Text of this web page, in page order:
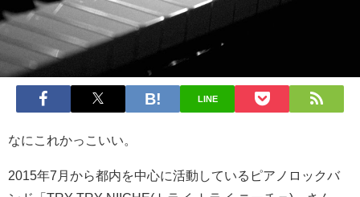
LINE
なにこれかっこいい。
2015年7月から都内を中心に活動しているピアノロックバ